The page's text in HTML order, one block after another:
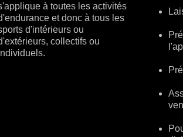
à toutes les activités
et donc à tous les
d'intérieurs ou
collectifs ou